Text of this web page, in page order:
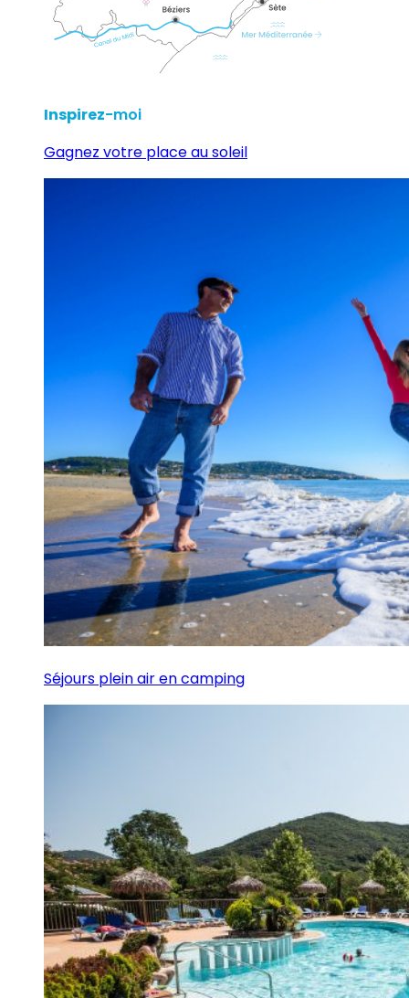
Inspirez-moi
Gagnez votre place au soleil
Séjours plein air en camping